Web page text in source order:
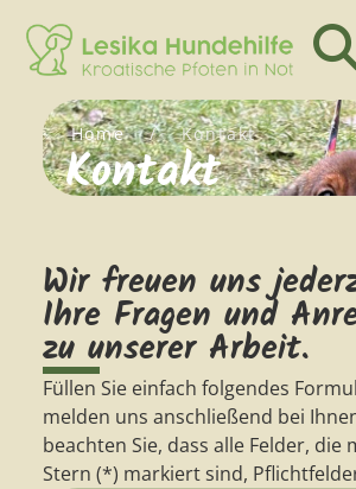
Home / Kontakt
Kontakt
Wir freuen uns
Ihre Fragen und
zu unserer Arbeit.
Füllen Sie einfach folgendes
melden uns anschließend bei
beachten Sie, dass alle Felder, die
Stern (*) markiert sind,